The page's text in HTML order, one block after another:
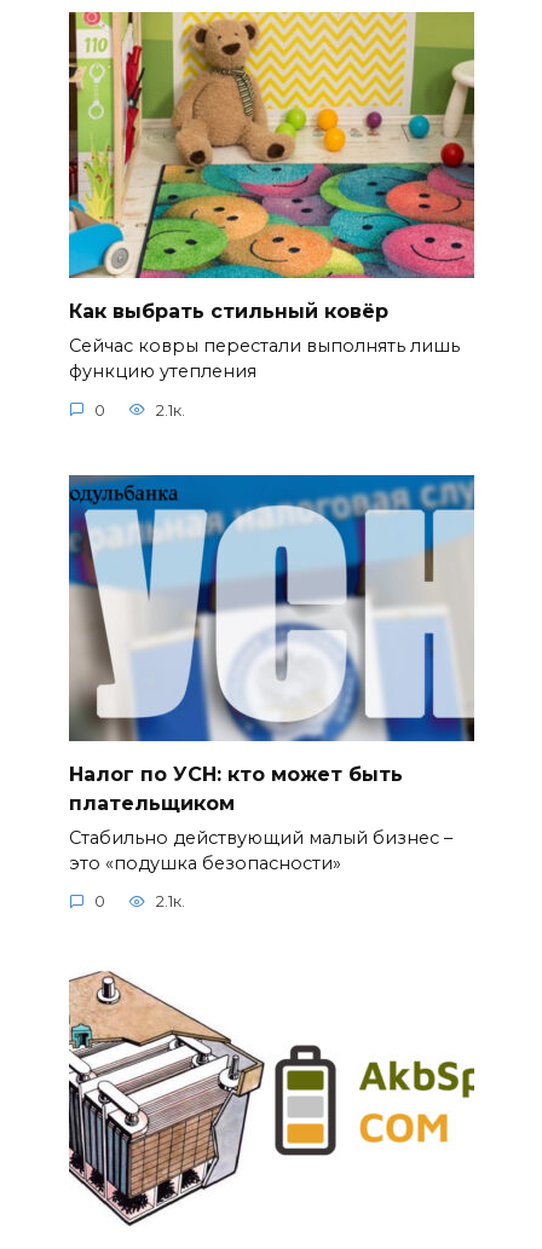
Как выбрать стильный ковёр
Сейчас ковры перестали выполнять лишь
функцию утепления
0 2.1к.
Налог по УСН: кто может быть
плательщиком
Стабильно действующий малый бизнес –
это «подушка безопасности»
0 2.1к.